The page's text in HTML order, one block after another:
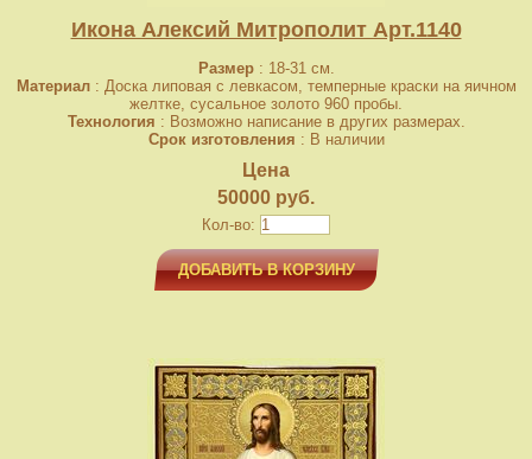
Икона Алексий Митрополит Арт.1140
Размер: 18-31 см.
Материал: Доска липовая с левкасом, темперные краски на яичном
желтке, сусальное золото 960 пробы.
Технология : Возможно написание в других размерах.
Срок изготовления : В наличии
Цена
50000 руб.
Кол-во:
ДОБАВИТЬ В КОРЗИНУ